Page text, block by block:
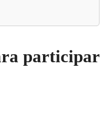
participar